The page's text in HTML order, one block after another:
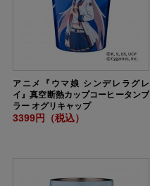
アニメ『ウマ娘 シンデレラグレ
イ』真空断熱カップコーヒータンブ
ラー オグリキャップ
3399円（税込）